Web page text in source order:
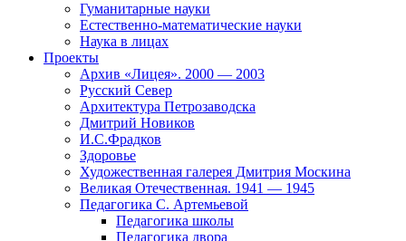
Гуманитарные науки
Естественно-математические науки
Наука в лицах
Проекты
Архив «Лицея». 2000 — 2003
Русский Север
Архитектура Петрозаводска
Дмитрий Новиков
И.С.Фрадков
Здоровье
Художественная галерея Дмитрия Москина
Великая Отечественная. 1941 — 1945
Педагогика С. Артемьевой
Педагогика школы
Педагогика двора